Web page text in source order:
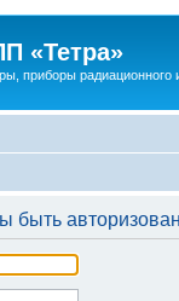
«Тетра»
приборы радиационного
быть